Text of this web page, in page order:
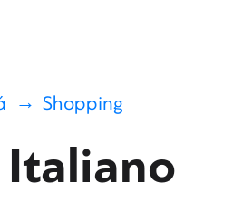
Shopping